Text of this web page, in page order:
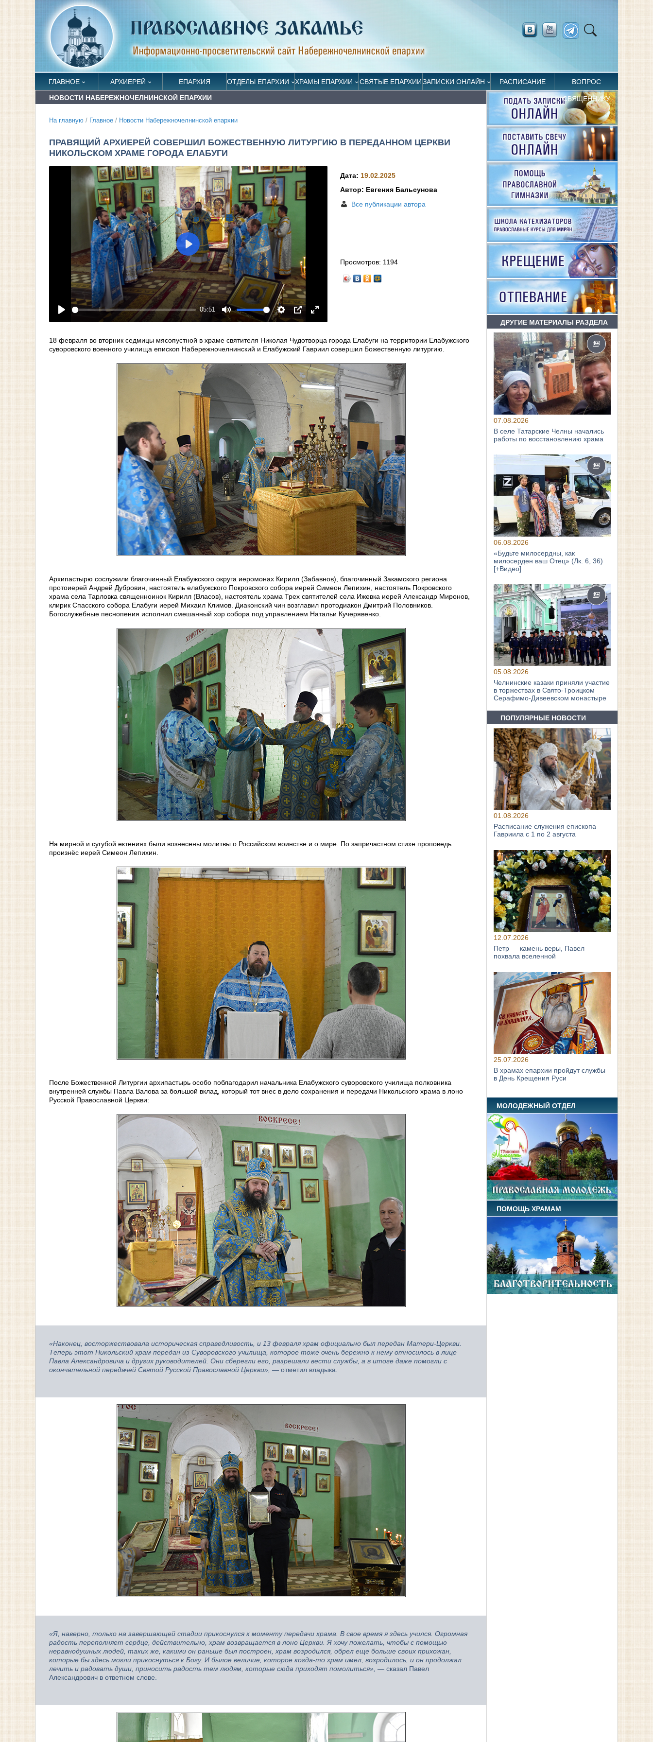
ГЛАВНОЕ АРХИЕРЕЙ ЕПАРХИЯ ОТДЕЛЫ ЕПАРХИИ ХРАМЫ ЕПАРХИИ СВЯТЫЕ ЕПАРХИИЗАПИСКИ ОНЛАЙН РАСПИСАНИЕ ВОПРОС
СВЯЩЕННИКУ
НОВОСТИ НАБЕРЕЖНОЧЕЛНИНСКОЙ ЕПАРХИИ
На главную / Главное / Новости Набережночелнинской епархии
ПРАВЯЩИЙ АРХИЕРЕЙ СОВЕРШИЛ БОЖЕСТВЕННУЮ ЛИТУРГИЮ В ПЕРЕДАННОМ ЦЕРКВИ
НИКОЛЬСКОМ ХРАМЕ ГОРОДА ЕЛАБУГИ
05:51
Mute Settings
PIP
Enter
Play
Дата: 19.02.2025
Автор: Евгения Бальсунова
Все публикации автора
Просмотров: 1194
18 февраля во вторник седмицы мясопустной в храме святителя Николая Чудотворца города Елабуги на территории Елабужского
суворовского военного училища епископ Набережночелнинский и Елабужский Гавриил совершил Божественную литургию.
Архипастырю сослужили благочинный Елабужского округа иеромонах Кирилл (Забавнов), благочинный Закамского региона
протоиерей Андрей Дубровин, настоятель елабужского Покровского собора иерей Симеон Лепихин, настоятель Покровского
храма села Тарловка священноинок Кирилл (Власов), настоятель храма Трех святителей села Ижевка иерей Александр Миронов,
клирик Спасского собора Елабуги иерей Михаил Климов. Диаконский чин возглавил протодиакон Дмитрий Половников.
Богослужебные песнопения исполнил смешанный хор собора под управлением Натальи Кучерявенко.
На мирной и сугубой ектениях были вознесены молитвы о Российском воинстве и о мире. По запричастном стихе проповедь
произнёс иерей Симеон Лепихин.
После Божественной Литургии архипастырь особо поблагодарил начальника Елабужского суворовского училища полковника
внутренней службы Павла Валова за большой вклад, который тот внес в дело сохранения и передачи Никольского храма в лоно
Русской Православной Церкви:
«Наконец, восторжествовала историческая справедливость, и 13 февраля храм официально был передан Матери-Церкви.
Теперь этот Никольский храм передан из Суворовского училища, которое тоже очень бережно к нему относилось в лице
Павла Александровича и других руководителей. Они сберегли его, разрешали вести службы, а в итоге даже помогли с
окончательной передачей Святой Русской Православной Церкви», — отметил владыка.
«Я, наверно, только на завершающей стадии прикоснулся к моменту передачи храма. В свое время я здесь учился. Огромная
радость переполняет сердце, действительно, храм возвращается в лоно Церкви. Я хочу пожелать, чтобы с помощью
неравнодушных людей, таких же, какими он раньше был построен, храм возродился, обрел еще больше своих прихожан,
которые бы здесь могли прикоснуться к Богу. И былое величие, которое когда-то храм имел, возродилось, и он продолжал
лечить и радовать души, приносить радость тем людям, которые сюда приходят помолиться», — сказал Павел
Александрович в ответном слове.
ДРУГИЕ МАТЕРИАЛЫ РАЗДЕЛА
07.08.2026
В селе Татарские Челны начались
работы по восстановлению храма
06.08.2026
«Будьте милосердны, как
милосерден ваш Отец» (Лк. 6, 36)
[+Видео]
05.08.2026
Челнинские казаки приняли участие
в торжествах в Свято‑Троицком
Серафимо‑Дивеевском монастыре
ПОПУЛЯРНЫЕ НОВОСТИ
01.08.2026
Расписание служения епископа
Гавриила с 1 по 2 августа
12.07.2026
Петр — камень веры, Павел —
похвала вселенной
25.07.2026
В храмах епархии пройдут службы
в День Крещения Руси
МОЛОДЕЖНЫЙ ОТДЕЛ
ПОМОЩЬ ХРАМАМ